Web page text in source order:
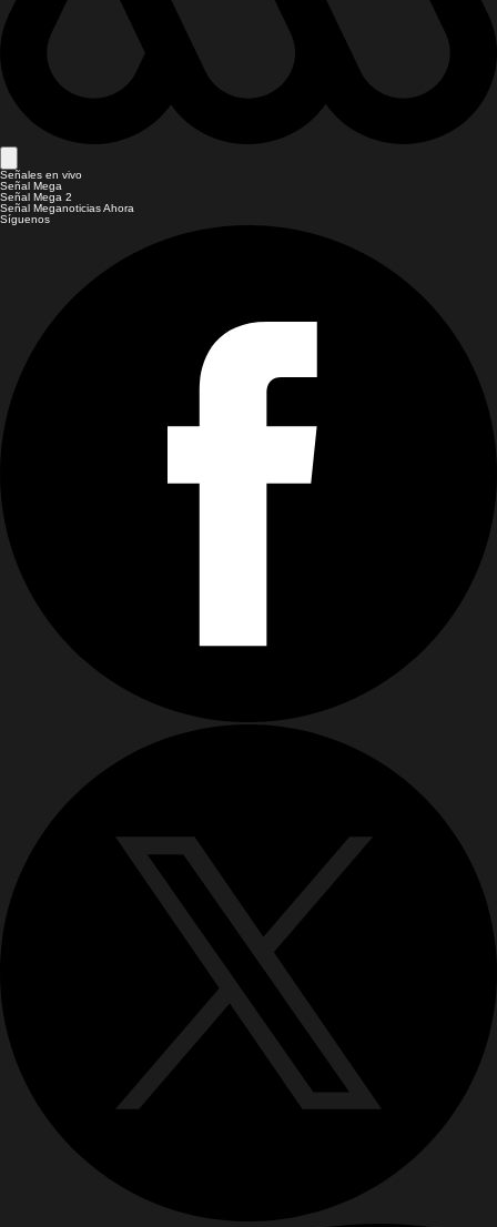
Señales en vivo
Señal Mega
Señal Mega 2
Señal Meganoticias Ahora
Síguenos